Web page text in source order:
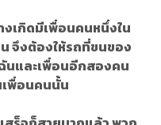
เกิดมีเพื่อนคนหนึ่งใน
จึงต้องให้รถที่ขนของ
นและเพื่อนอีกสองคน
เพื่อนคนนั้น